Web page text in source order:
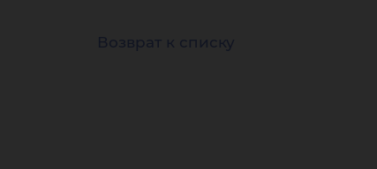
Возврат к списку